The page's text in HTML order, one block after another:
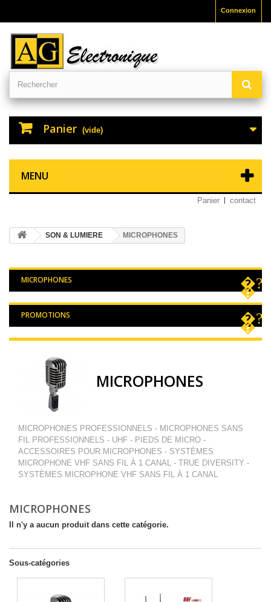
Connexion
Panier (vide)
MENU
Panier contact
SON & LUMIERE MICROPHONES
MICROPHONES
PROMOTIONS
MICROPHONES
MICROPHONES PROFESSIONNELS - MICROPHONES SANS
FIL PROFESSIONNELS - UHF - PIEDS DE MICRO -
ACCESSOIRES POUR MICROPHONES - SYSTÈMES
MICROPHONE VHF SANS FIL À 1 CANAL - TRUE DIVERSITY -
SYSTÈMES MICROPHONE VHF SANS FIL À 1 CANAL
MICROPHONES
Il n'y a aucun produit dans cette catégorie.
Sous-catégories